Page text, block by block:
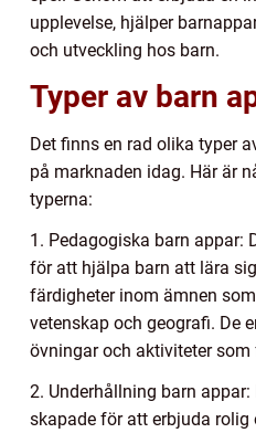
upplevelse, hjälper
och utveckling hos barn.
Typer av barn
Det finns en rad olika typer
på marknaden idag. Här är
typerna:
1. Pedagogiska barn appar:
för att hjälpa barn att lära
färdigheter inom ämnen
vetenskap och geografi. De
övningar och aktiviteter
2. Underhållning barn
skapade för att erbjuda rolig